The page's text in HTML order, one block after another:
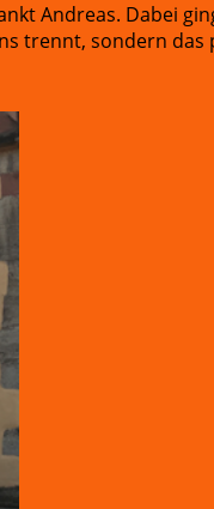
Andreas. Dabei
trennt, sondern das